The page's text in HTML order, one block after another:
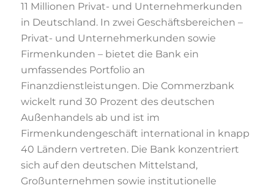
11 Millionen Privat- und Unternehmerkunden
in Deutschland. In zwei Geschäftsbereichen –
Privat- und Unternehmerkunden sowie
Firmenkunden – bietet die Bank ein
umfassendes Portfolio an
Finanzdienstleistungen. Die Commerzbank
wickelt rund 30 Prozent des deutschen
Außenhandels ab und ist im
Firmenkundengeschäft international in knapp
40 Ländern vertreten. Die Bank konzentriert
sich auf den deutschen Mittelstand,
Großunternehmen sowie institutionelle